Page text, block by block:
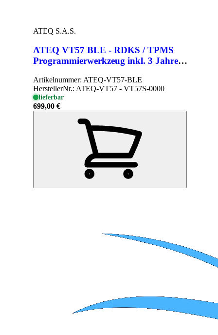
ATEQ S.A.S.
ATEQ VT57 BLE - RDKS / TPMS
Programmierwerkzeug inkl. 3 Jahre
Artikelnummer: ATEQ-VT57-BLE
HerstellerNr.: ATEQ-VT57 - VT57S-0000
lieferbar
699,00 €